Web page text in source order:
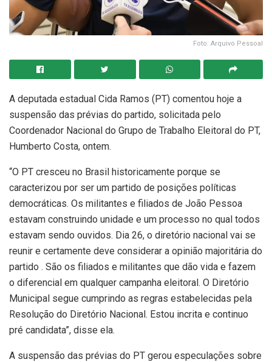
Foto: Arquivo Pessoal
A deputada estadual Cida Ramos (PT) comentou hoje a
suspensão das prévias do partido, solicitada pelo
Coordenador Nacional do Grupo de Trabalho Eleitoral do PT,
Humberto Costa, ontem.
“O PT cresceu no Brasil historicamente porque se
caracterizou por ser um partido de posições políticas
democráticas. Os militantes e filiados de João Pessoa
estavam construindo unidade e um processo no qual todos
estavam sendo ouvidos. Dia 26, o diretório nacional vai se
reunir e certamente deve considerar a opinião majoritária do
partido . São os filiados e militantes que dão vida e fazem
o diferencial em qualquer campanha eleitoral. O Diretório
Municipal segue cumprindo as regras estabelecidas pela
Resolução do Diretório Nacional. Estou incrita e continuo
pré candidata”, disse ela.
A suspensão das prévias do PT gerou especulações sobre